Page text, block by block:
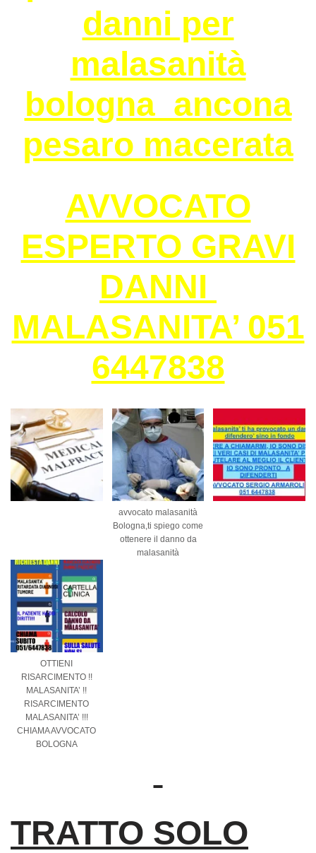
danni per
malasanità
bologna ancona
pesaro macerata
AVVOCATO
ESPERTO GRAVI
DANNI
MALASANITA’ 051
6447838
avvocato malasanità
Bologna,ti spiego come
ottenere il danno da
malasanità
OTTIENI
RISARCIMENTO !!
MALASANITA’ !!
RISARCIMENTO
MALASANITA’ !!!
CHIAMA AVVOCATO
BOLOGNA
TRATTO SOLO